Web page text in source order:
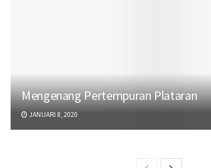
Mengenang Pertempuran Plataran
JANUARI 8, 2020